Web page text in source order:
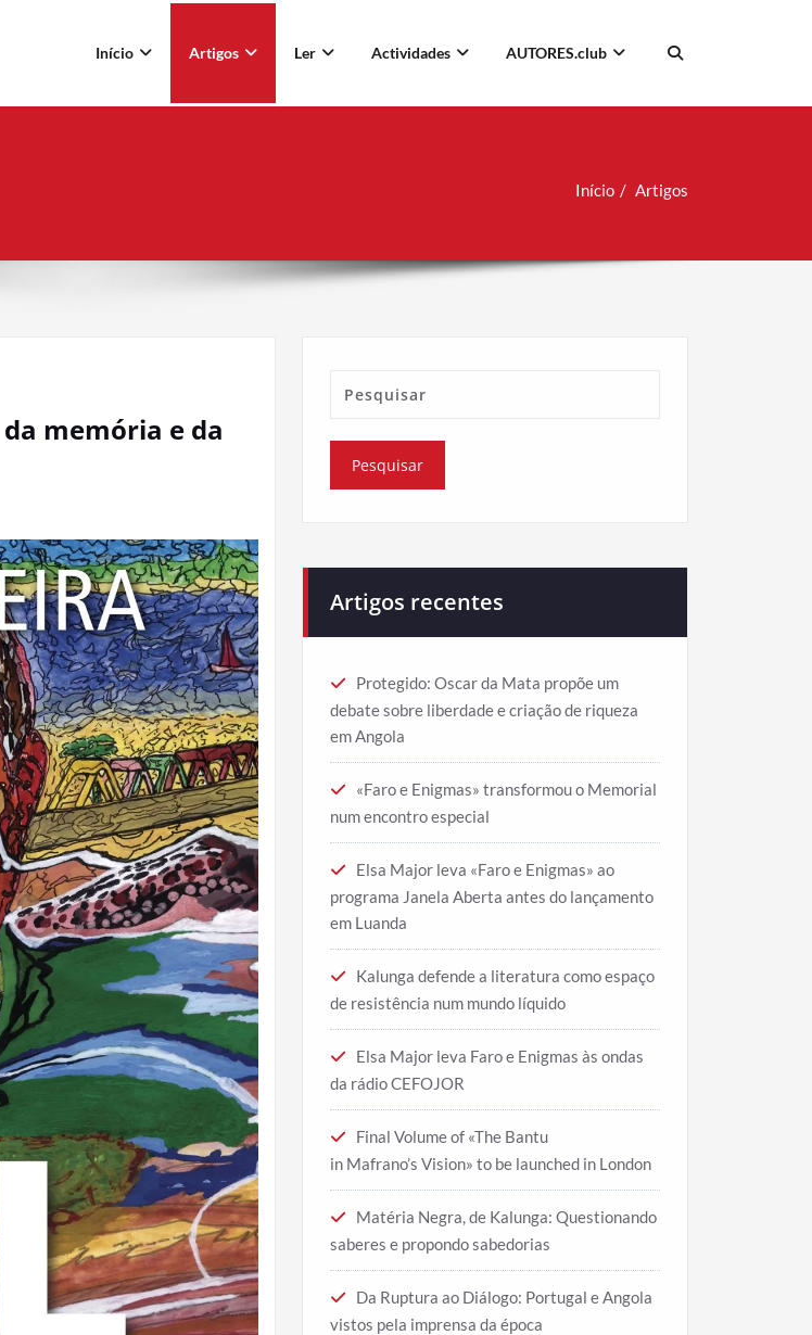
Início Artigos Ler Actividades AUTORES.club
Início Artigos
memória e da
Artigos recentes
Protegido: Oscar da Mata propõe um
debate sobre liberdade e criação de riqueza
em Angola
«Faro e Enigmas» transformou o Memorial
num encontro especial
Elsa Major leva «Faro e Enigmas» ao
programa Janela Aberta antes do lançamento
em Luanda
Kalunga defende a literatura como espaço
de resistência num mundo líquido
Elsa Major leva Faro e Enigmas às ondas
da rádio CEFOJOR
Final Volume of «The Bantu
in Mafrano’s Vision» to be launched in London
Matéria Negra, de Kalunga: Questionando
saberes e propondo sabedorias
Da Ruptura ao Diálogo: Portugal e Angola
vistos pela imprensa da época